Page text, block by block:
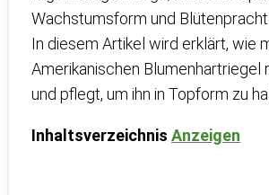
Wachstumsform und Blütenpracht
In diesem Artikel wird erklärt, wie
Amerikanischen Blumenhartriegel
und pflegt, um ihn in Topform zu
Inhaltsverzeichnis Anzeigen